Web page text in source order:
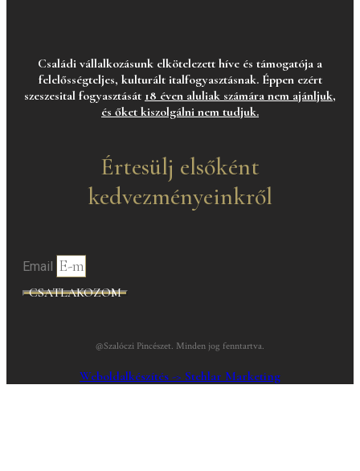
Családi vállalkozásunk elkötelezett híve és támogatója a
felelősségteljes, kulturált italfogyasztásnak. Éppen ezért
szeszesital fogyasztását 18 éven aluliak számára nem ajánljuk,
és őket kiszolgálni nem tudjuk.
Értesülj elsőként
kedvezményeinkről
Email
CSATLAKOZOM
@Szalóczi Pincészet. Minden jog fenntartva.
Weboldalkészítés -> Stehlar Marketing